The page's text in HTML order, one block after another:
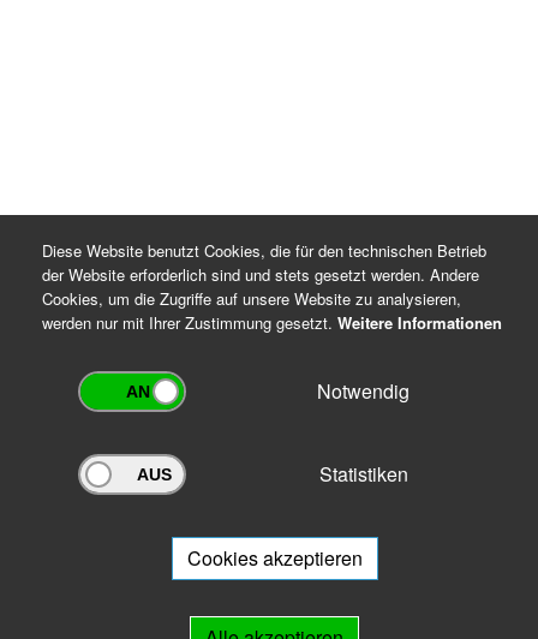
Sie wollen mit Ihrem Archiv am Archivportal teilnehmen? Gern stehen
Ihnen beratend zur Seite.
Diese Website benutzt Cookies, die für den technischen Betrieb
der Website erforderlich sind und stets gesetzt werden. Andere
Cookies, um die Zugriffe auf unsere Website zu analysieren,
werden nur mit Ihrer Zustimmung gesetzt. Weitere Informationen
Notwendig
Statistiken
Cookies akzeptieren